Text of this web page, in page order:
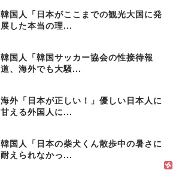
韓国人「日本がここまでの観光大国に発
展した本当の理...
韓国人「韓国サッカー協会の性接待報
道、海外でも大騒...
海外「日本が正しい！」優しい日本人に
甘える外国人に...
韓国人「日本の柴犬くん散歩中の暑さに
耐えられなかっ...